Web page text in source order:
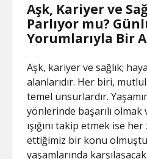
Aşk, Kariyer ve
Parlıyor mu?
Yorumlarıyla Bir
Aşk, kariyer ve sağlık;
alanlarıdır. Her biri,
temel unsurlardır.
yönlerinde başarılı olmak
ışığını takip etmek ise
ettiğimiz bir konu
yaşamlarında